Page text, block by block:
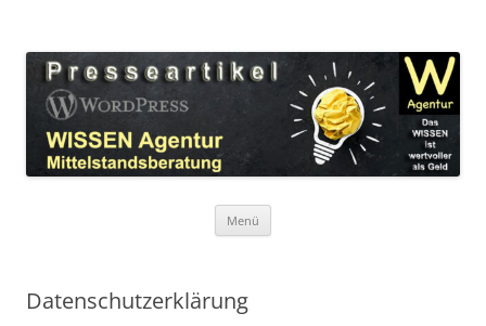
Agentur
Menü
Datenschutzerklärung